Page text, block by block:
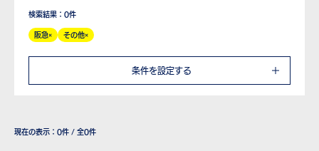
検索結果：0件
阪急 その他
条件を設定する
現在の表示： 0件 / 全0件